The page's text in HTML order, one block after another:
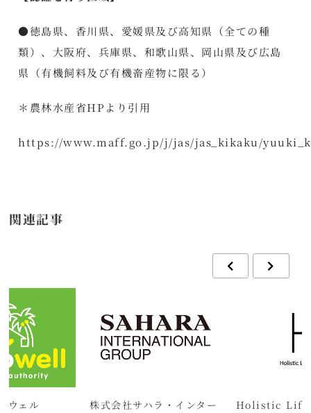
●徳島県、香川県、愛媛県及び高知県（全ての種
類）、大阪府、兵庫県、和歌山県、岡山県及び広島
県（有機飼料及び有機畜産物に限る）
＊農林水産省HPより引用
https://www.maff.go.jp/j/jas/jas_kikaku/
関連記事
ウェル
株式会社サハラ・インター
Holistic Life